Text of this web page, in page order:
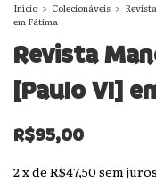
Início > Colecionáveis >
em Fátima
Revista
[Paulo VI]
R$95,00
2xde R$47,50 sem juros